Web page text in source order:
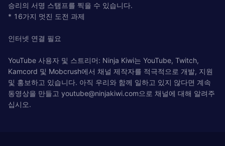
승리의 서명 스탬프를 찍을 수 있습니다.
* 16가지 멋진 도전 과제
인터넷 연결 필요
YouTube 사용자 및 스트리머: Ninja Kiwi는 YouTube, Twitch,
Kamcord 및 Mobcrush에서 채널 제작자를 적극적으로 개발, 지원
및 홍보하고 있습니다. 아직 우리와 함께 일하고 있지 않다면 계속
동영상을 만들고 youtube@ninjakiwi.com으로 채널에 대해 알려주
십시오.